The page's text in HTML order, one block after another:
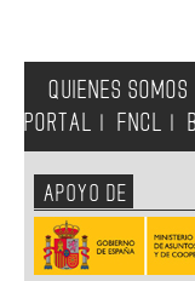
QUIENES SOMOS
PORTAL
FNCL
APOYO DE